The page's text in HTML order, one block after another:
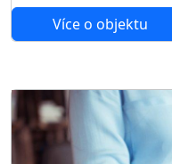
Více o objektu